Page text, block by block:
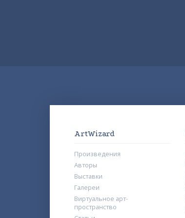
ArtWizard
Произведения
Авторы
Выставки
Галереи
Виртуальное арт-
пространство